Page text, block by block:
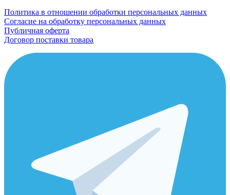
Политика в отношении обработки персональных данных
Согласие на обработку персональных данных
Публичная оферта
Договор поставки товара